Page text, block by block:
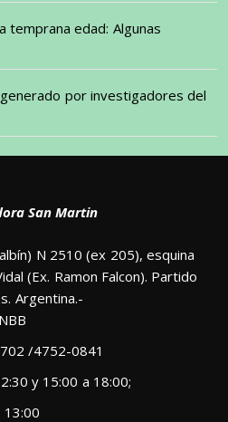
temprana edad: Algunas
por investigadores del
San Martin
N 2510 (ex 205), esquina
(Ex. Ramon Falcon). Partido
Argentina.-
/4752-0841
y 15:00 a 18:00;